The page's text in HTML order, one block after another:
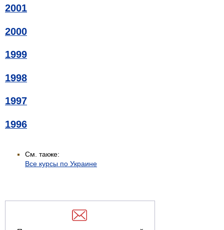
2001
2000
1999
1998
1997
1996
См. также:
Все курсы по Украине